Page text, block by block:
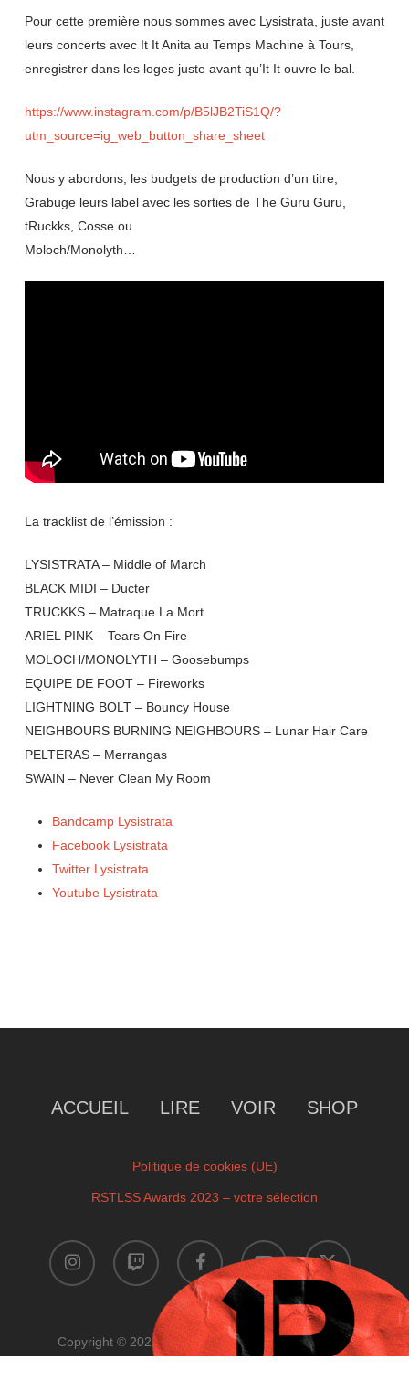
Pour cette première nous sommes avec Lysistrata, juste avant
leurs concerts avec It It Anita au Temps Machine à Tours,
enregistrer dans les loges juste avant qu’It It ouvre le bal.
https://www.instagram.com/p/B5lJB2TiS1Q/?
utm_source=ig_web_button_share_sheet
Nous y abordons, les budgets de production d’un titre,
Grabuge leurs label avec les sorties de The Guru Guru,
tRuckks, Cosse ou
Moloch/Monolyth…
La tracklist de l’émission :
LYSISTRATA – Middle of March
BLACK MIDI – Ducter
TRUCKKS – Matraque La Mort
ARIEL PINK – Tears On Fire
MOLOCH/MONOLYTH – Goosebumps
EQUIPE DE FOOT – Fireworks
LIGHTNING BOLT – Bouncy House
NEIGHBOURS BURNING NEIGHBOURS – Lunar Hair Care
PELTERAS – Merrangas
SWAIN – Never Clean My Room
Bandcamp Lysistrata
Facebook Lysistrata
Twitter Lysistrata
Youtube Lysistrata
ACCUEIL LIRE VOIR SHOP
Politique de cookies (UE)
RSTLSS Awards 2023 – votre sélection
instagram twitch facebook youtube
x-
twitter
Copyright © 2023 by RSTLSS. All Rights Reserved.